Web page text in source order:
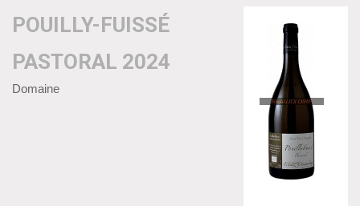
POUILLY-FUISSÉ
PASTORAL 2024
Domaine